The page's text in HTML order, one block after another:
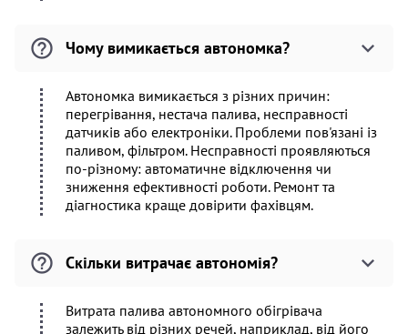
Чому вимикається автономка?
Автономка вимикається з різних причин:
перегрівання, нестача палива, несправності
датчиків або електроніки. Проблеми пов'язані із
паливом, фільтром. Несправності проявляються
по-різному: автоматичне відключення чи
зниження ефективності роботи. Ремонт та
діагностика краще довірити фахівцям.
Скільки витрачає автономія?
Витрата палива автономного обігрівача
залежить від різних речей, наприклад, від його